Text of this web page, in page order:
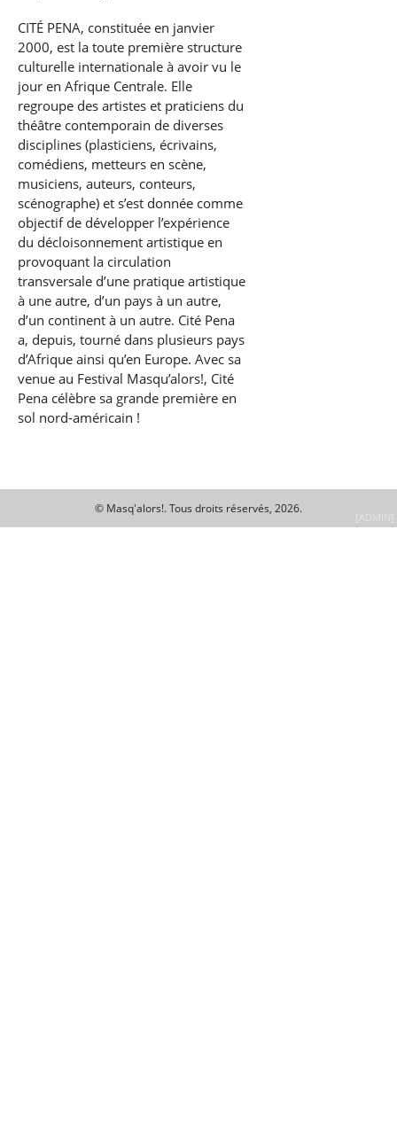
CITÉ PENA, constituée en janvier
2000, est la toute première structure
culturelle internationale à avoir vu le
jour en Afrique Centrale. Elle
regroupe des artistes et praticiens du
théâtre contemporain de diverses
disciplines (plasticiens, écrivains,
comédiens, metteurs en scène,
musiciens, auteurs, conteurs,
scénographe) et s’est donnée comme
objectif de développer l’expérience
du décloisonnement artistique en
provoquant la circulation
transversale d’une pratique artistique
à une autre, d’un pays à un autre,
d’un continent à un autre. Cité Pena
a, depuis, tourné dans plusieurs pays
d’Afrique ainsi qu’en Europe. Avec sa
venue au Festival Masqu’alors!, Cité
Pena célèbre sa grande première en
sol nord-américain !
© Masq'alors!.Tous droits réservés, 2026.
[ADMIN]